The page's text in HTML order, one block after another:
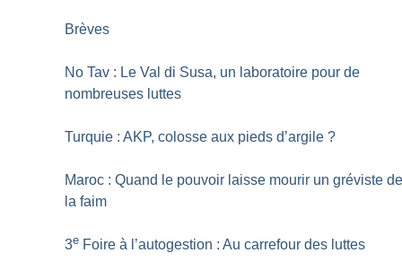
Brèves
No Tav : Le Val di Susa, un laboratoire pour de
nombreuses luttes
Turquie : AKP, colosse aux pieds d’argile ?
Maroc : Quand le pouvoir laisse mourir un gréviste
la faim
3e Foire à l’autogestion : Au carrefour des luttes